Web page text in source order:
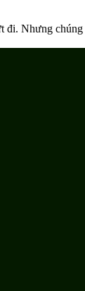
đi. Nhưng